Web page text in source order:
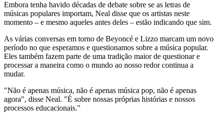
Embora tenha havido décadas de debate sobre se as letras de
músicas populares importam, Neal disse que os artistas neste
momento – e mesmo aqueles antes deles – estão indicando que sim.
As várias conversas em torno de Beyoncé e Lizzo marcam um novo
período no que esperamos e questionamos sobre a música popular.
Eles também fazem parte de uma tradição maior de questionar e
processar a maneira como o mundo ao nosso redor continua a
mudar.
"Não é apenas música, não é apenas música pop, não é apenas
agora", disse Neal. "É sobre nossas próprias histórias e nossos
processos educacionais."